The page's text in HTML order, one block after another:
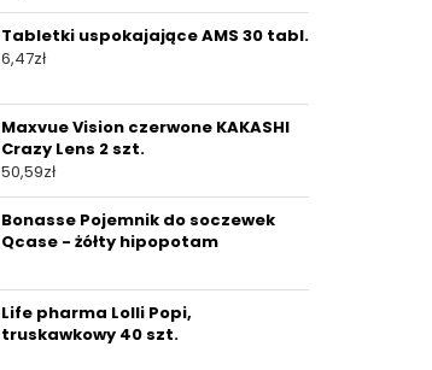
Tabletki uspokajające AMS 30 tabl.
6,47zł
Maxvue Vision czerwone KAKASHI
Crazy Lens 2 szt.
50,59zł
Bonasse Pojemnik do soczewek
Qcase - żółty hipopotam
Life pharma Lolli Popi,
truskawkowy 40 szt.